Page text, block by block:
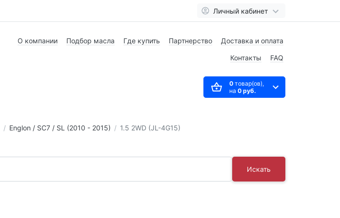
Личный кабинет
О компании Подбор масла Где купить Партнерство Доставка и оплата
Контакты FAQ
0товар(ов),
на 0 руб.
Englon / SC7 / SL (2010 - 2015) 1.5 2WD (JL-4G15)
Искать